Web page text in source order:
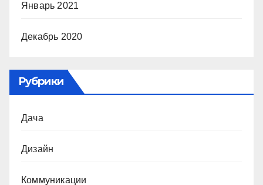
Январь 2021
Декабрь 2020
Рубрики
Дача
Дизайн
Коммуникации